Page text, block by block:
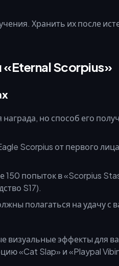
Хранить их после
Scorpius»
но способ его
150 попыток в «Scorpius
S17).
полагаться на удачу с
визуальные эффекты для
«Cat Slap» и «Playpal